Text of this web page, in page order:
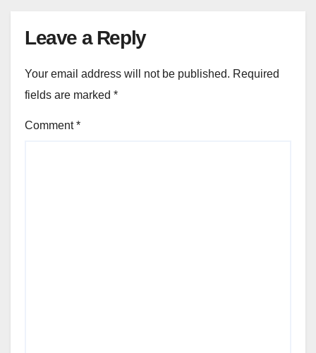
Leave a Reply
Your email address will not be published. Required
fields are marked *
Comment*